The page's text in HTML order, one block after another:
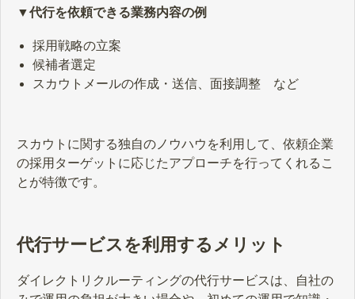
▼代行を依頼できる業務内容の例
採用戦略の立案
候補者選定
スカウトメールの作成・送信、面接調整 など
スカウトに関する独自のノウハウを利用して、依頼企業
の採用ターゲットに応じたアプローチを行ってくれるこ
とが特徴です。
代行サービスを利用するメリット
ダイレクトリクルーティングの代行サービスは、自社の